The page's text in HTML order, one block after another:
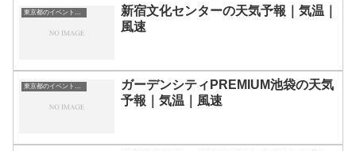
東京都のイベント会場一覧
新宿文化センターの天気予報｜気温｜
風速
東京都のイベント会場一覧
ガーデンシティPREMIUM池袋の天気
予報｜気温｜風速